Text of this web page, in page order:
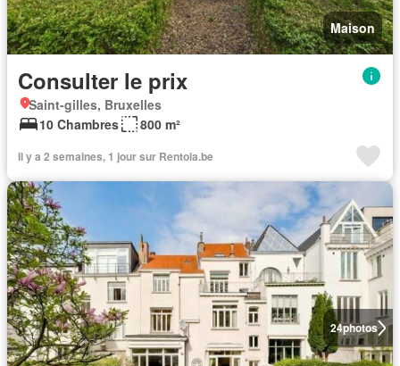
Maison
Consulter le prix
Saint-gilles, Bruxelles
10 Chambres
800 m²
Il y a 2 semaines, 1 jour sur Rentola.be
24photos